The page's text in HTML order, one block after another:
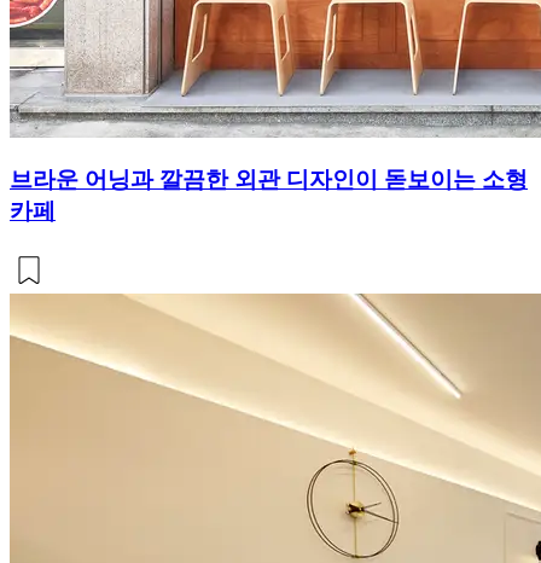
브라운 어닝과 깔끔한 외관 디자인이 돋보이는 소형
카페